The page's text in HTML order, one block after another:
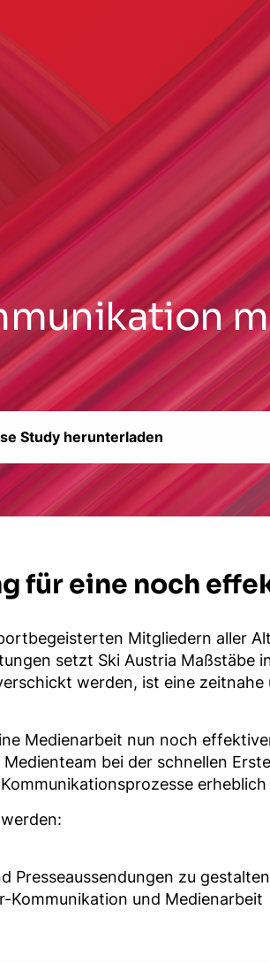
Study herunterladen
für eine noch
Mitgliedern aller
setzt Ski Austria Maßstäbe
werden, ist eine
Medienarbeit nun noch
bei der schnellen
Presseaussendungen zu gestalten
Kommunikation und Medienarbeit